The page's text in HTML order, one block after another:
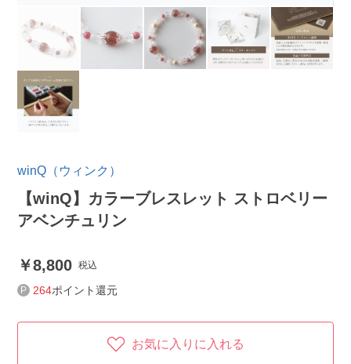
winQ（ウィンク）
【winQ】カラーブレスレット ストロベリー
アベンチュリン
8,800 税込
264ポイント還元
お気に入りに入れる